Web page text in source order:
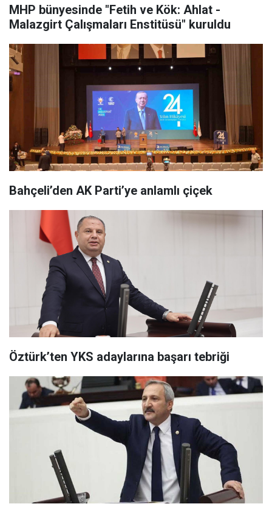
MHP bünyesinde "Fetih ve Kök: Ahlat -
Malazgirt Çalışmaları Enstitüsü" kuruldu
Bahçeli’den AK Parti’ye anlamlı çiçek
Öztürk’ten YKS adaylarına başarı tebriği